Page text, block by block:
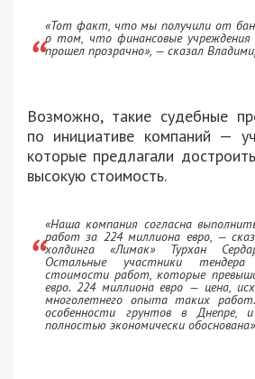
«Тот факт, что мы получили от
о том, что финансовые
прошел прозрачно», — сказал
Возможно, такие судебные
по инициативе компаний —
которые предлагали
высокую стоимость.
«Наша компания согласна
работ за 224 миллиона евро, —
холдинга «Лимак» Турхан
Остальные участники тендера
стоимости работ, которые
евро. 224 миллиона евро — цена,
многолетнего опыта таких
особенности грунтов в Днепре,
полностью экономически